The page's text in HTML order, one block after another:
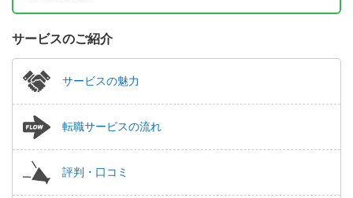
サービスのご紹介
サービスの魅力
転職サービスの流れ
評判・口コミ